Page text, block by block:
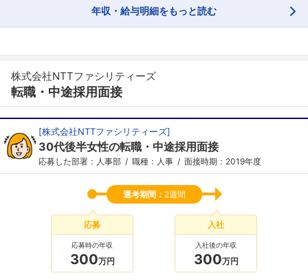
年収・給与明細をもっと読む
株式会社NTTファシリティーズ
転職・中途採用面接
[株式会社NTTファシリティーズ]
30代後半女性の転職・中途採用面接
応募した部署：人事部 職種：人事 面接時期：2019年度
選考期間： 2週間
応募
応募時の年収
300万円
入社
入社後の年収
300万円